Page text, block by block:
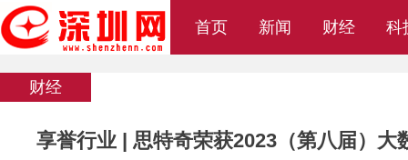
首页 新闻 财经 科
财经
享誉行业 | 思特奇荣获2023（第八届）大